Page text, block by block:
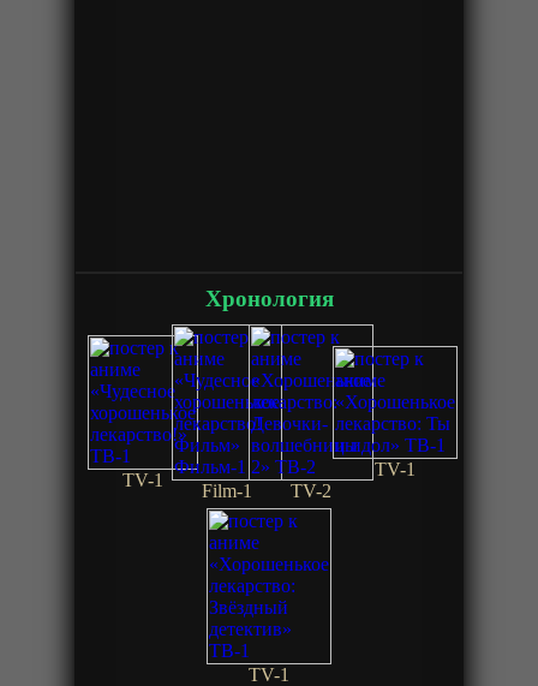
Хронология
TV-1
Film-1 TV-2
TV-1
TV-1